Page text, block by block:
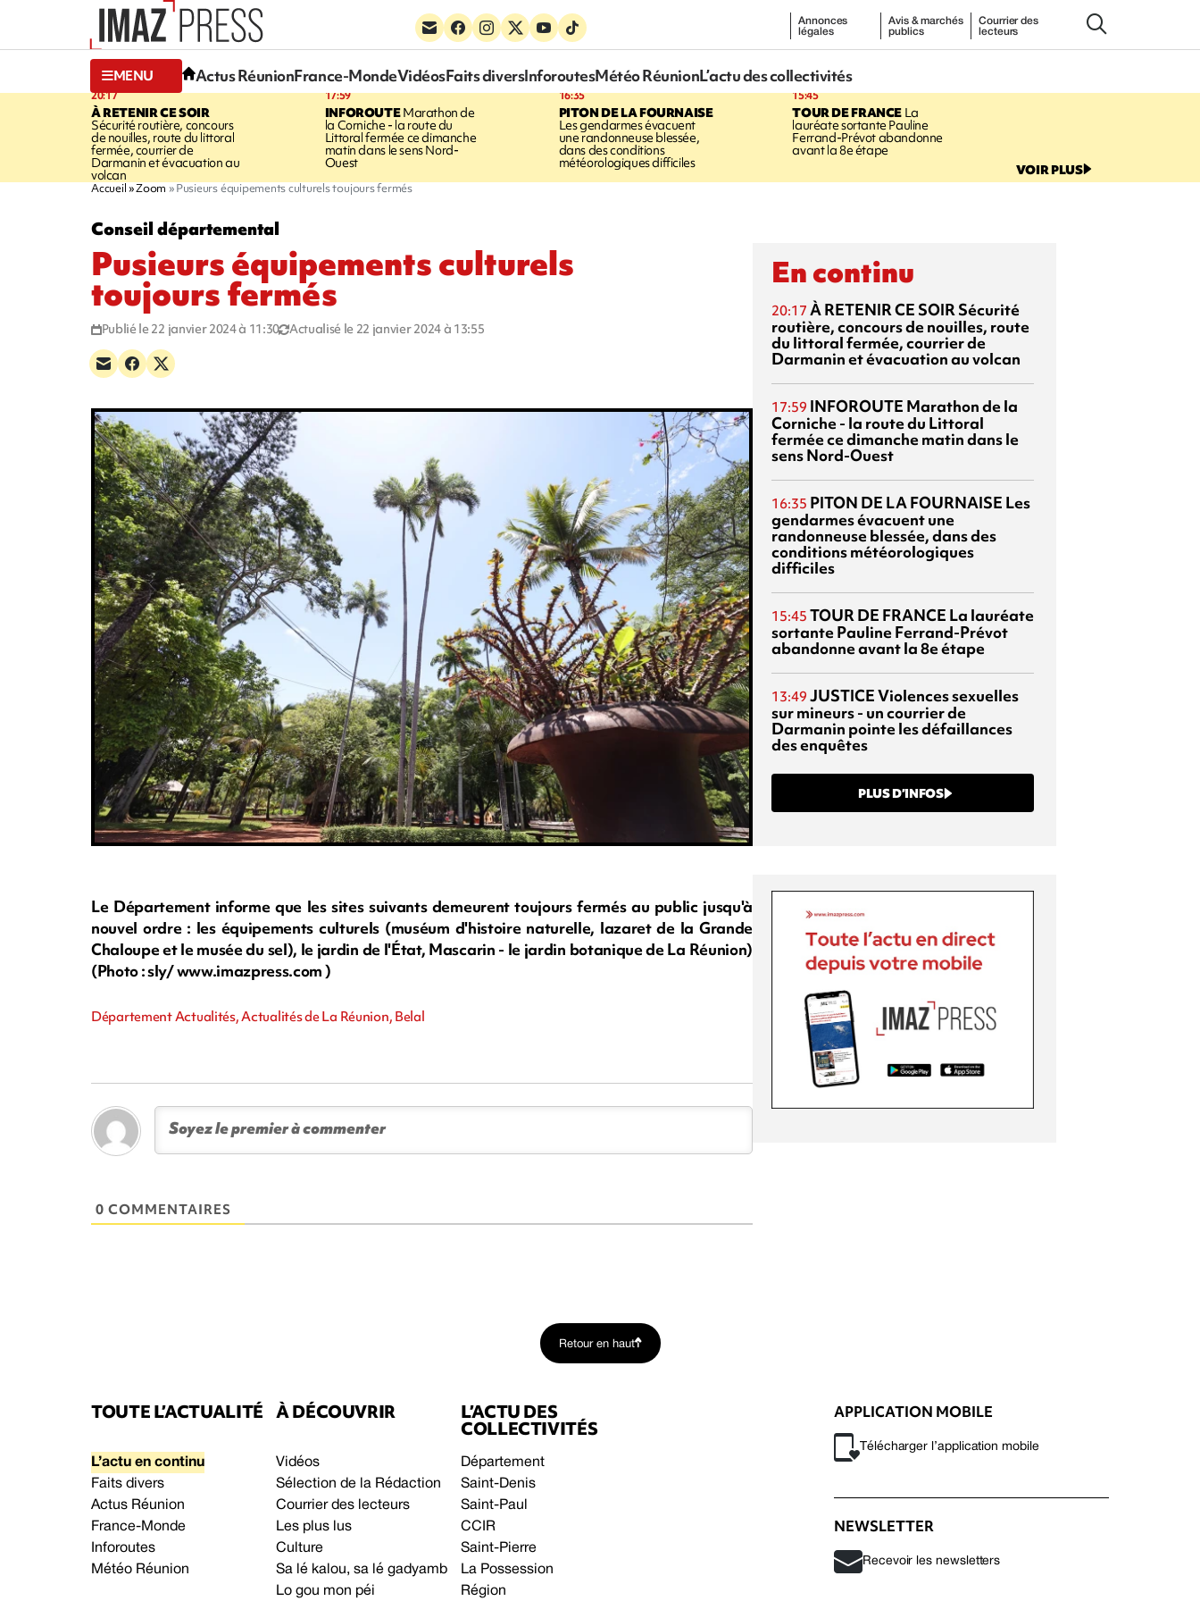
Annonces
légales
Avis & marchés
publics
Courrier des
lecteurs
MENU Actus RéunionFrance-MondeVidéosFaits diversInforoutesMétéo RéunionL’actu des collectivités
20:17
À RETENIR CE SOIR
Sécurité routière, concours
de nouilles, route du littoral
fermée, courrier de
Darmanin et évacuation au
volcan
17:59
INFOROUTEMarathon de
la Corniche - la route du
Littoral fermée ce dimanche
matin dans le sens Nord-
Ouest
16:35
PITON DE LA FOURNAISE
Les gendarmes évacuent
une randonneuse blessée,
dans des conditions
météorologiques difficiles
15:45
TOUR DE FRANCELa
lauréate sortante Pauline
Ferrand-Prévot abandonne
avant la 8e étape
VOIR PLUS
Accueil Zoom Pusieurs équipements culturels toujours fermés
Conseil départemental
Pusieurs équipements culturels
toujours fermés
Publié le 22 janvier 2024 à 11:30 Actualisé le 22 janvier 2024 à 13:55
Le Département informe que les sites suivants demeurent toujours fermés au public jusqu'à
nouvel ordre : les équipements culturels (muséum d'histoire naturelle, lazaret de la Grande
Chaloupe et le musée du sel), le jardin de l'État, Mascarin - le jardin botanique de La Réunion)
(Photo : sly/ www.imazpress.com )
Département Actualités, Actualités de La Réunion, Belal
0 COMMENTAIRES
En continu
20:17 À RETENIR CE SOIR Sécurité
routière, concours de nouilles, route
du littoral fermée, courrier de
Darmanin et évacuation au volcan
17:59 INFOROUTE Marathon de la
Corniche - la route du Littoral
fermée ce dimanche matin dans le
sens Nord-Ouest
16:35 PITON DE LA FOURNAISE Les
gendarmes évacuent une
randonneuse blessée, dans des
conditions météorologiques
difficiles
15:45 TOUR DE FRANCE La lauréate
sortante Pauline Ferrand-Prévot
abandonne avant la 8e étape
13:49 JUSTICEViolences sexuelles
sur mineurs - un courrier de
Darmanin pointe les défaillances
des enquêtes
PLUS D’INFOS
Retour en haut
TOUTE L’ACTUALITÉ
L’actu en continu
Faits divers
Actus Réunion
France-Monde
Inforoutes
Météo Réunion
À DÉCOUVRIR
Vidéos
Sélection de la Rédaction
Courrier des lecteurs
Les plus lus
Culture
Sa lé kalou, sa lé gadyamb
Lo gou mon péi
L’ACTU DES
COLLECTIVITÉS
Département
Saint-Denis
Saint-Paul
CCIR
Saint-Pierre
La Possession
Région
APPLICATION MOBILE
Télécharger l’application mobile
NEWSLETTER
Recevoir les newsletters